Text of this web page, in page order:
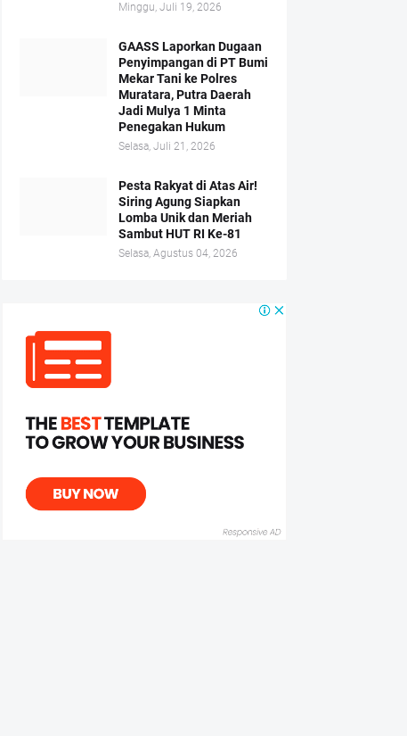
Minggu, Juli 19, 2026
GAASS Laporkan Dugaan
Penyimpangan di PT Bumi
Mekar Tani ke Polres
Muratara, Putra Daerah
Jadi Mulya 1 Minta
Penegakan Hukum
Selasa, Juli 21, 2026
Pesta Rakyat di Atas Air!
Siring Agung Siapkan
Lomba Unik dan Meriah
Sambut HUT RI Ke-81
Selasa, Agustus 04, 2026